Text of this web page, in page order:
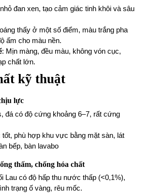
đan xen, tạo cảm giác tinh khôi và sâu
thấy ở một số điểm, màu trắng pha
ấm cho màu nền.
: Mịn màng, đều màu, không vón cục,
chất lớn.
kỹ thuật
lực
đá có độ cứng khoảng 6–7, rất cứng
phù hợp khu vực bằng mặt sàn, lát
bếp, bàn lavabo
thấm, chống hóa chất
Lau có độ hấp thu nước thấp (<0,1%),
trạng ố vàng, rêu mốc.